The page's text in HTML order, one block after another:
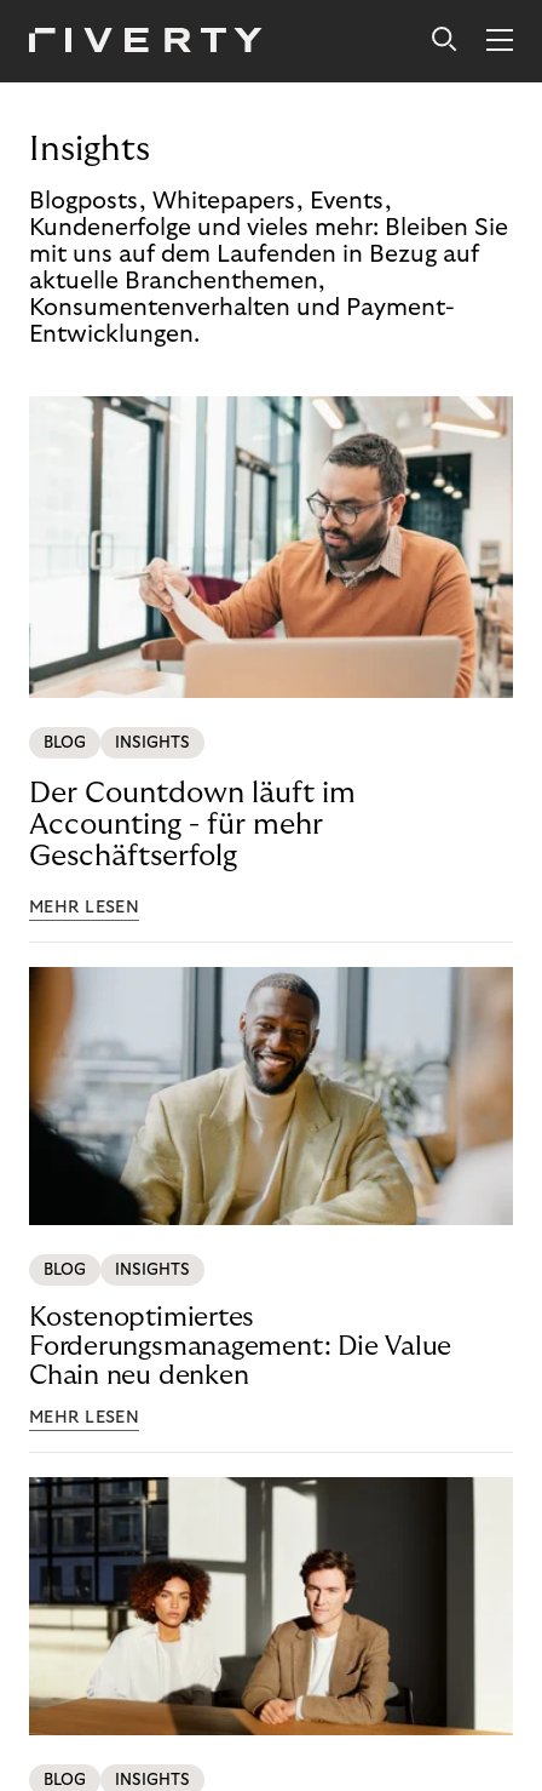
Insights
Blogposts, Whitepapers, Events,
Kundenerfolge und vieles mehr: Bleiben Sie
mit uns auf dem Laufenden in Bezug auf
aktuelle Branchenthemen,
Konsumentenverhalten und Payment-
Entwicklungen.
BLOG INSIGHTS
Der Countdown läuft im
Accounting - für mehr
Geschäftserfolg
MEHR LESEN
BLOG INSIGHTS
Kostenoptimiertes
Forderungsmanagement: Die Value
Chain neu denken
MEHR LESEN
BLOG INSIGHTS